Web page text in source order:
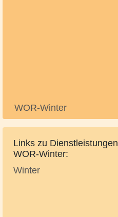
WOR-Winter
Links zu
WOR-Winter:
Winter